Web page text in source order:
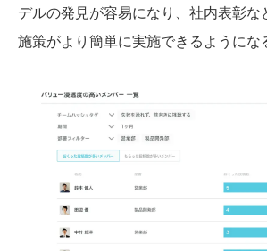
デルの発見が容易になり、社内表彰な
施策がより簡単に実施できるようにな